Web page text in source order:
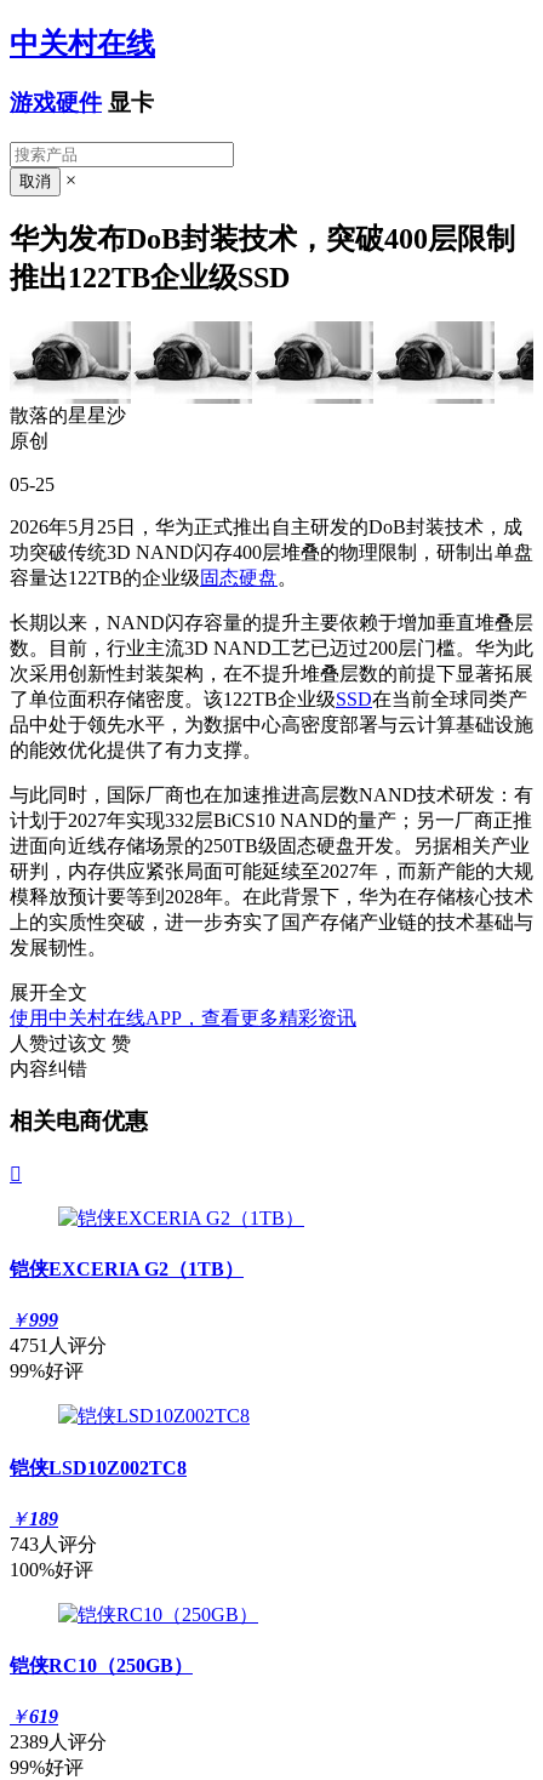
中关村在线
游戏硬件 显卡
×
华为发布DoB封装技术，突破400层限制
推出122TB企业级SSD
散落的星星沙
原创
05-25
2026年5月25日，华为正式推出自主研发的DoB封装技术，成
功突破传统3D NAND闪存400层堆叠的物理限制，研制出单盘
容量达122TB的企业级固态硬盘。
长期以来，NAND闪存容量的提升主要依赖于增加垂直堆叠层
数。目前，行业主流3D NAND工艺已迈过200层门槛。华为此
次采用创新性封装架构，在不提升堆叠层数的前提下显著拓展
了单位面积存储密度。该122TB企业级SSD在当前全球同类产
品中处于领先水平，为数据中心高密度部署与云计算基础设施
的能效优化提供了有力支撑。
与此同时，国际厂商也在加速推进高层数NAND技术研发：有
计划于2027年实现332层BiCS10 NAND的量产；另一厂商正推
进面向近线存储场景的250TB级固态硬盘开发。另据相关产业
研判，内存供应紧张局面可能延续至2027年，而新产能的大规
模释放预计要等到2028年。在此背景下，华为在存储核心技术
上的实质性突破，进一步夯实了国产存储产业链的技术基础与
发展韧性。
展开全文
使用中关村在线APP，查看更多精彩资讯
人赞过该文 赞
内容纠错
相关电商优惠

铠侠EXCERIA G2（1TB）
￥999
4751人评分
99%好评
铠侠LSD10Z002TC8
￥189
743人评分
100%好评
铠侠RC10（250GB）
￥619
2389人评分
99%好评